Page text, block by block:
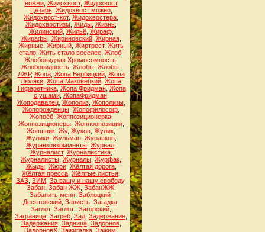
вожжи, Жидохвост, Жидохвост
Цезарь, Жидохвост можно,
Жидохвост-кот, Жидохвостера
Жидохвостизм Жиды Жизнь
Жилинский, Жильё, Жираф,
Жирафы, Жириновский, Жирная,
Жирные Жирный Жиртрест, Жить
стало Жить стало веселее Жлоб
Жлобовидная Хромосомность
Жлобовидность Жлобы Жлобы.
ЛЖР, Жопа, Жопа Вербицкий, Жопа
Люляки Жопа Маковецкий Жопа
Тифаретника, Жопа Фридман, Жопа
с ушами, ЖопаФридман,
Жоподавалец, Жополиз, Жополизы,
Жопорожденцы Жопофилософ
Жопоёб, Жоппозиционерка,
Жоппозиционеры, Жоппоопозиция,
Жопшник Жу, Жуков Жулик
Жулики, Жульман, Журавков,
Журавковкомменты Журнал
Журналист, Журналистика,
Журналисты Журналы Журфак
Жыды, Жюри, Жёлтая дорога,
Жёлтая пресса Жёлтые листья
ЗАЗ ЗИМ За вашу и нашу свободу,
Забан, Забан ЖЖ, ЗабанЖЖ,
Забанить меня, Заблоцкий-
Десятовский Зависть Загадка
Заглот, Заглот. Загорский
Заграница Загреб Зад Задержание
Задержания, Задница, Задорнов,
ЗадорновХ Зажигалка Зажим